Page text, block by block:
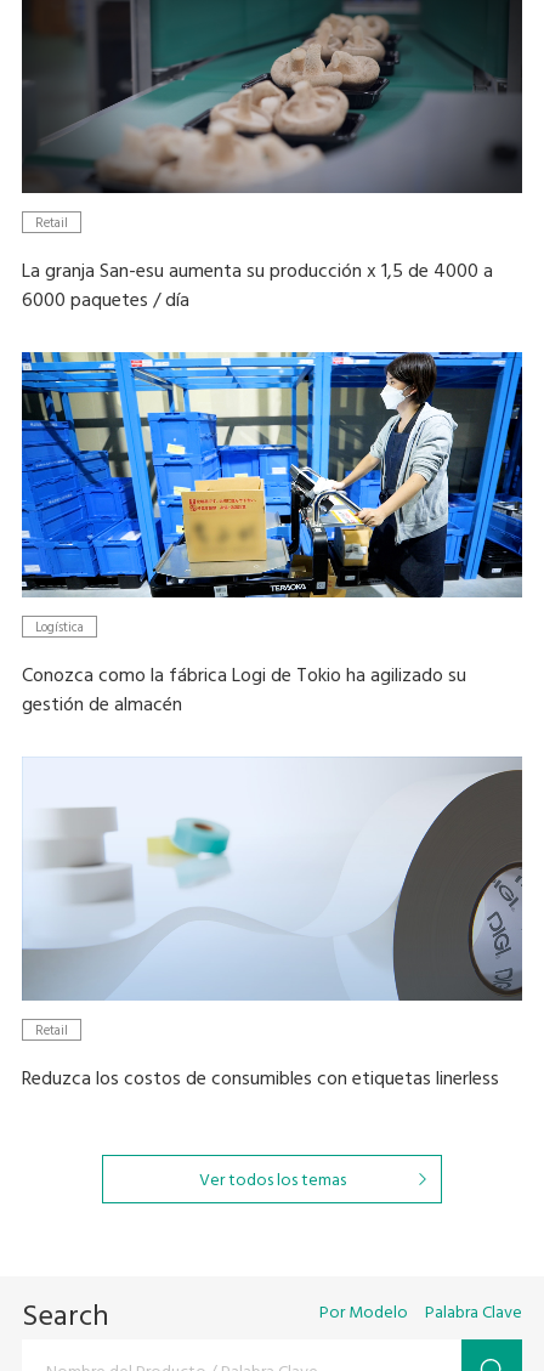
Retail
La granja San-esu aumenta su producción x 1,5 de 4000 a
6000 paquetes / día
Logística
Conozca como la fábrica Logi de Tokio ha agilizado su
gestión de almacén
Retail
Reduzca los costos de consumibles con etiquetas linerless
Ver todos los temas
Search Por Modelo Palabra Clave